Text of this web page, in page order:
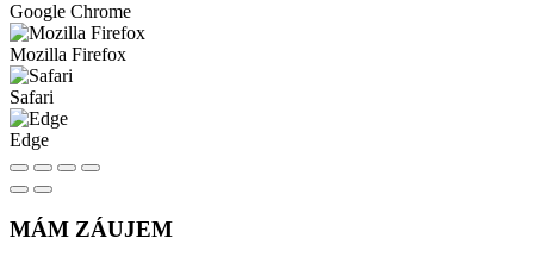
Google Chrome
Mozilla Firefox
Safari
Edge
MÁM ZÁUJEM